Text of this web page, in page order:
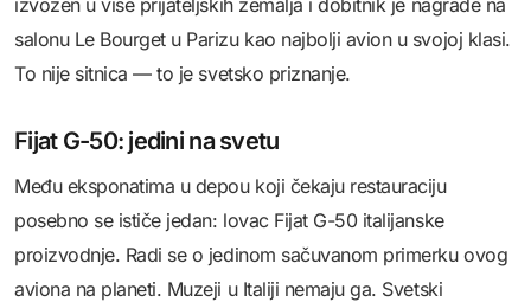
izvožen u više prijateljskih zemalja i dobitnik je nagrade na
salonu Le Bourget u Parizu kao najbolji avion u svojoj klasi.
To nije sitnica — to je svetsko priznanje.
Fijat G-50: jedini na svetu
Među eksponatima u depou koji čekaju restauraciju
posebno se ističe jedan: lovac Fijat G-50 italijanske
proizvodnje. Radi se o jedinom sačuvanom primerku ovog
aviona na planeti. Muzeji u Italiji nemaju ga. Svetski